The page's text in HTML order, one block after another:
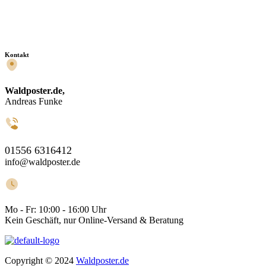
Kontakt
Waldposter.de,
Andreas Funke
01556 6316412
info@waldposter.de
Mo - Fr: 10:00 - 16:00 Uhr
Kein Geschäft, nur Online-Versand & Beratung
Copyright © 2024 Waldposter.de